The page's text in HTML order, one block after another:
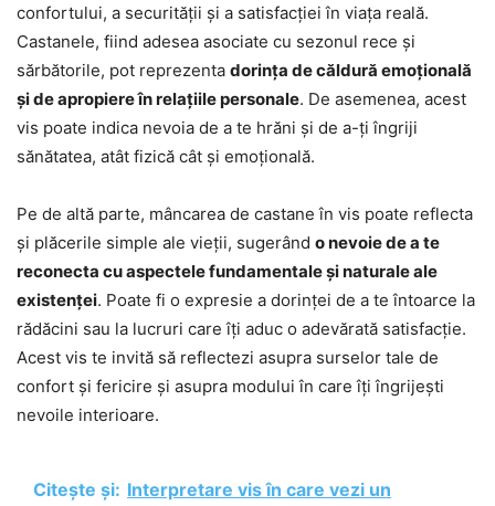
confortului, a securității și a satisfacției în viața reală.
Castanele, fiind adesea asociate cu sezonul rece și
sărbătorile, pot reprezenta dorința de căldură emoțională
și de apropiere în relațiile personale. De asemenea, acest
vis poate indica nevoia de a te hrăni și de a-ți îngriji
sănătatea, atât fizică cât și emoțională.
Pe de altă parte, mâncarea de castane în vis poate reflecta
și plăcerile simple ale vieții, sugerând o nevoie de a te
reconecta cu aspectele fundamentale și naturale ale
existenței. Poate fi o expresie a dorinței de a te întoarce la
rădăcini sau la lucruri care îți aduc o adevărată satisfacție.
Acest vis te invită să reflectezi asupra surselor tale de
confort și fericire și asupra modului în care îți îngrijești
nevoile interioare.
Citește și: Interpretare vis în care vezi un